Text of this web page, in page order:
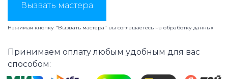
Вызвать мастера
Нажимая кнопку "Вызвать мастера" вы соглашаетесь на обработку данных
Принимаем оплату любым удобным для вас
способом: